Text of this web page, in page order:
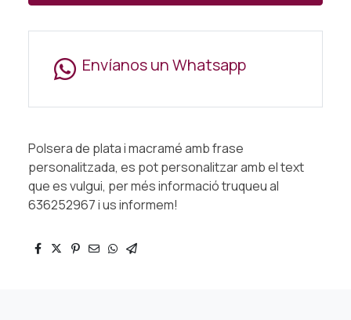
Envíanos un Whatsapp
Polsera de plata i macramé amb frase
personalitzada, es pot personalitzar amb el text
que es vulgui, per més informació truqueu al
636252967 i us informem!